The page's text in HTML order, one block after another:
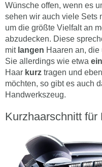
Wünsche offen, wenn es
sehen wir auch viele Sets
um die größte Vielfalt an
abzudecken. Diese
mit langen Haaren an,
Sie allerdings wie etwa
Haar kurz tragen und
möchten, so gibt es auch
Handwerkszeug.
Kurzhaarschnitt für